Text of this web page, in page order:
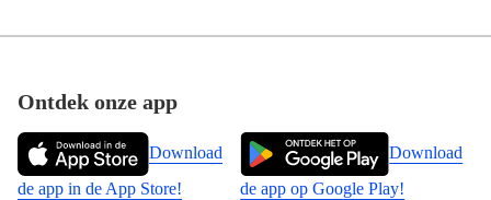
Footer
Ontdek onze app
Download
de app in de App Store!
Download
de app op Google Play!